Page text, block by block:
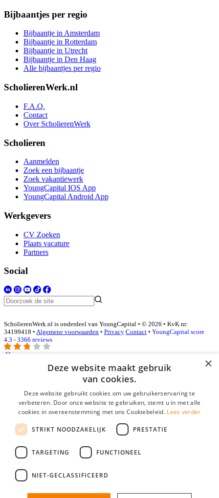
Bijbaantjes per regio
Bijbaantje in Amsterdam
Bijbaantje in Rotterdam
Bijbaantje in Utrecht
Bijbaantje in Den Haag
Alle bijbaantjes per regio
ScholierenWerk.nl
F.A.Q.
Contact
Over ScholierenWerk
Scholieren
Aanmelden
Zoek een bijbaantje
Zoek vakantiewerk
YoungCapital IOS App
YoungCapital Android App
Werkgevers
CV Zoeken
Plaats vacature
Partners
Social
ScholierenWerk.nl is onderdeel van YoungCapital • © 2026 • KvK nr:
34199418 • Algemene voorwaarden • Privacy Contact • YoungCapital score
4.3 - 3366 reviews
Inloggen als bedrijf
E-mail*
Wachtwoord
login gegevens onthouden
login
Bedrijf aanmelden
×
Deze website maakt gebruik
van cookies.
Deze website gebruikt cookies om uw gebruikerservaring te
verbeteren. Door onze website te gebruiken, stemt u in met alle
cookies in overeenstemming met ons Cookiebeleid. Lees verder
STRIKT NOODZAKELIJK PRESTATIE
TARGETING FUNCTIONEEL
NIET-GECLASSIFICEERD